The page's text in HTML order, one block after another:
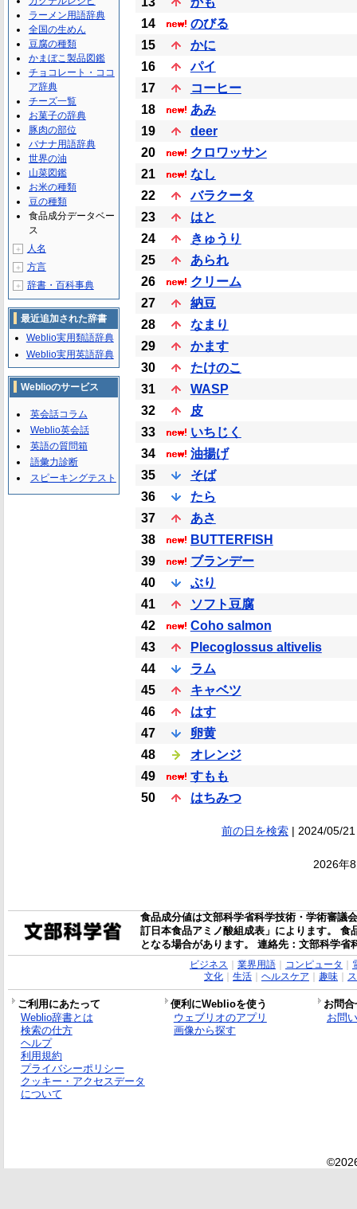
14
のびる
15
かに
16
パイ
17
コーヒー
18
あみ
19
deer
20
クロワッサン
21
なし
22
バラクータ
23
はと
24
きゅうり
25
あられ
26
クリーム
27
納豆
28
なまり
29
かます
30
たけのこ
31
WASP
32
皮
33
いちじく
34
油揚げ
35
そば
36
たら
37
あさ
38
BUTTERFISH
39
ブランデー
40
ぶり
41
ソフト豆腐
42
Coho salmon
43
Plecoglossus altivelis
44
ラム
45
キャベツ
46
はす
47
卵黄
48
オレンジ
49
すもも
50
はちみつ
前の日を検索| 2024/05/
2026年
ラーメン用語辞典
全国の生めん
豆腐の種類
かまぼこ製品図鑑
チョコレート・ココ
ア辞典
チーズ一覧
お菓子の辞典
豚肉の部位
バナナ用語辞典
世界の油
山菜図鑑
お米の種類
豆の種類
食品成分データベー
ス
＋ 人名
＋ 方言
＋ 辞書・百科事典
最近追加された辞書
Weblio実用類語辞典
Weblio実用英語辞典
Weblioのサービス
英会話コラム
Weblio英会話
英語の質問箱
語彙力診断
スピーキングテスト
食品成分値は文部科学省科学技術・学術審議
訂日本食品アミノ酸組成表」によります。
となる場合があります。 連絡先：文部科学
ビジネス 業界用語｜ コンピュータ
文化｜ 生活｜ ヘルスケア 趣味｜
ご利用にあたって 便利にWeblioを使う
お問
Weblio辞書とは
検索の仕方
ヘルプ
利用規約
プライバシーポリシー
クッキー・アクセスデータ
について
ウェブリオのアプリ
画像から探す
お問